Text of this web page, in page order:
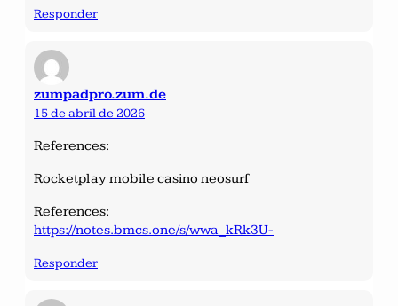
Responder
zumpadpro.zum.de
15 de abril de 2026
References:
Rocketplay mobile casino neosurf
References:
https://notes.bmcs.one/s/wwa_kRk3U-
Responder